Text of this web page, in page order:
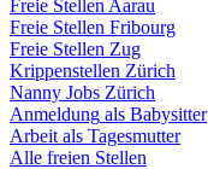
Freie Stellen Aarau
Freie Stellen Fribourg
Freie Stellen Zug
Krippenstellen Zürich
Nanny Jobs Zürich
Anmeldung als Babysitter
Arbeit als Tagesmutter
Alle freien Stellen